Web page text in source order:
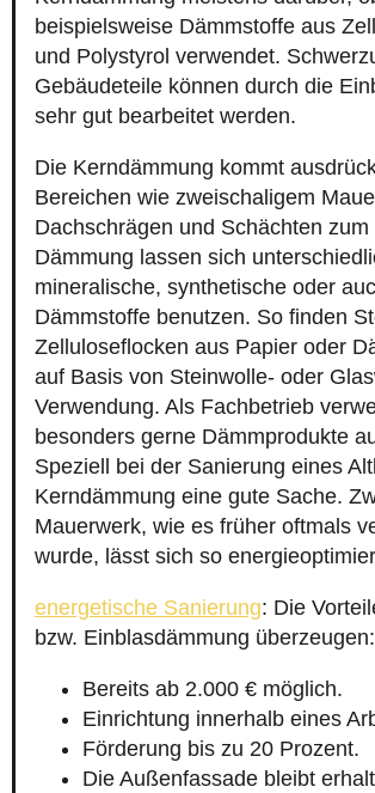
beispielsweise Dämmstoffe aus
und Polystyrol verwendet.
Gebäudeteile können durch die
sehr gut bearbeitet werden.
Die Kerndämmung kommt
Bereichen wie zweischaligem
Dachschrägen und Schächten
Dämmung lassen sich
mineralische, synthetische oder
Dämmstoffe benutzen. So finden
Zelluloseflocken aus Papier oder
auf Basis von Steinwolle- oder
Verwendung. Als Fachbetrieb
besonders gerne Dämmprodukte
Speziell bei der Sanierung eines
Kerndämmung eine gute Sache.
Mauerwerk, wie es früher oftmals
wurde, lässt sich so
energetische Sanierung: Die
bzw. Einblasdämmung überzeugen:
Bereits ab 2.000 € möglich.
Einrichtung innerhalb eines
Förderung bis zu 20 Prozent.
Die Außenfassade bleibt